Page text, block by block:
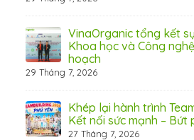
VinaOrganic tổng kết
Khoa học và Công
hoạch
29 Tháng 7, 2026
Khép lại hành trình
Kết nối sức mạnh – Bứt
27 Tháng 7, 2026